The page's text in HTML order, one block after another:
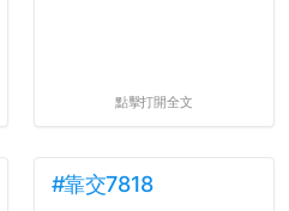
點擊打開全文
#靠交7818